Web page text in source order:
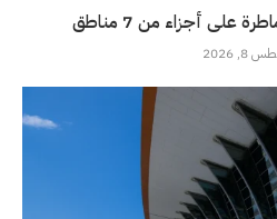
أجزاء من 7 مناطق
8, 2026